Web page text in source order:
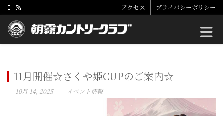
アクセス プライバシーポリシー
11月開催☆さくや姫CUPのご案内☆
10月 14, 2025 イベント情報